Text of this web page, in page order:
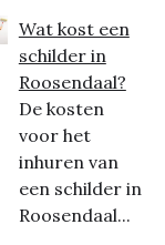
Wat kost een
schilder in
Roosendaal?
De kosten
voor het
inhuren van
een schilder in
Roosendaal...